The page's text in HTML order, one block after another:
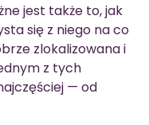
jest także to, jak
się z niego na co
zlokalizowana i
z tych
— od